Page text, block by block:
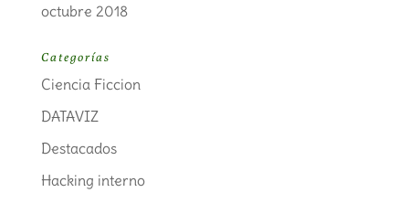
octubre 2018
Categorías
Ciencia Ficcion
DATAVIZ
Destacados
Hacking interno